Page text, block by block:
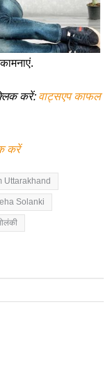
करें:वाट्सएप काफल
करें
Uttarakhand
Solanki